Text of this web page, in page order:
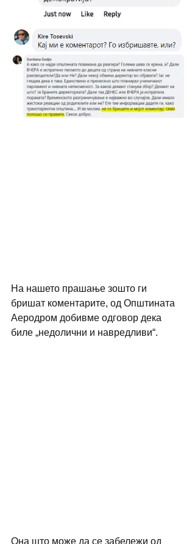
На нашето прашање зошто ги
бришат коментарите, од Општината
Аеродром добивме одговор дека
биле „недолични и навредливи“.
Она што може да се забележи од